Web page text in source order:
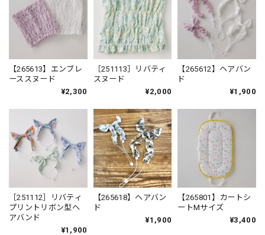
【265613】エンブレ
ーススヌード
¥2,300
［251113］リバティ
スヌード
¥2,000
【265612】ヘアバン
ド
¥1,900
［251112］リバティ
プリントリボン型ヘ
アバンド
¥1,900
【265618】ヘアバン
ド
¥1,900
【265801】カートシ
ートMサイズ
¥3,400